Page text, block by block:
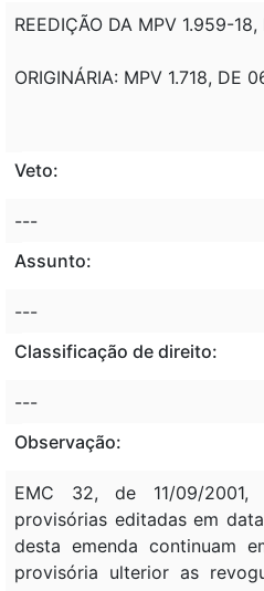
REEDIÇÃO DA MPV 1.959-
ORIGINÁRIA: MPV 1.718, DE
Veto:
---
Assunto:
---
Classificação de direito:
---
Observação:
EMC 32, de 11/09/
provisórias editadas em
desta emenda continuam
provisória ulterior as